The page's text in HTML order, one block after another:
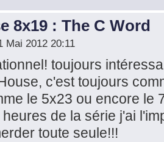
8x19 : The C Word
Mai 2012 20:11
toujours
c'est toujours
le 5x23 ou encore le
de la série j'ai
toute seule!!!